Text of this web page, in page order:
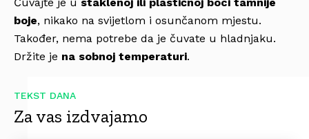
boje, nikako na svijetlom i osunčanom mjestu.
Također, nema potrebe da je čuvate u hladnjaku.
Držite je na sobnoj temperaturi.
TEKST DANA
Za vas izdvajamo